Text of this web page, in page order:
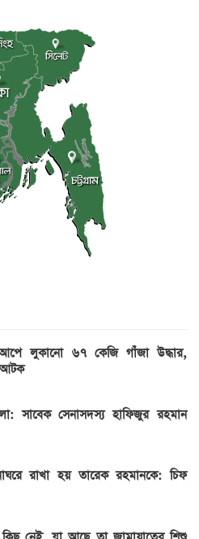
লুকানো ৬৭ কেজি গাঁজা উদ্ধার,
আটক
সাবেক সেনাসদস্য হাফিজুর রহমান
রাখা হয় তারেক রহমানকে: চিফ